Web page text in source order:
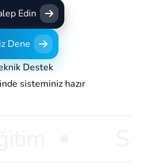
Edin
Edin
Dene
Dene
Destek
sisteminiz hazır